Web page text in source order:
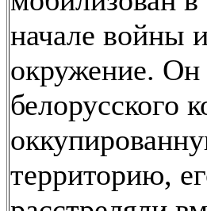
начале войны
окружение. Он
белорусского
территорию,